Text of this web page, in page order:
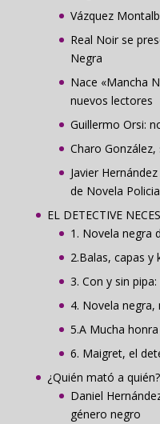
Vázquez
Real Noir se
Negra
Nace «Mancha
nuevos lectores
Guillermo Orsi:
Charo
Javier
de Novela
EL DETECTIVE
1. Novela negra
2.Balas, capas y
3. Con y sin
4. Novela
5.A Mucha honra
6. Maigret, el
¿Quién mató a quién?
Daniel
género negro